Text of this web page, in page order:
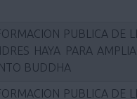
PUBLICA DE
HAYA PARA
BUDDHA
PUBLICA DE